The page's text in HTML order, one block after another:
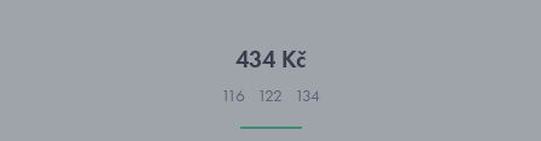
434 Kč
116 122 134